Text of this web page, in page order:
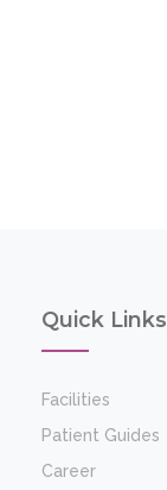
Quick Links
Facilities
Patient Guides
Career